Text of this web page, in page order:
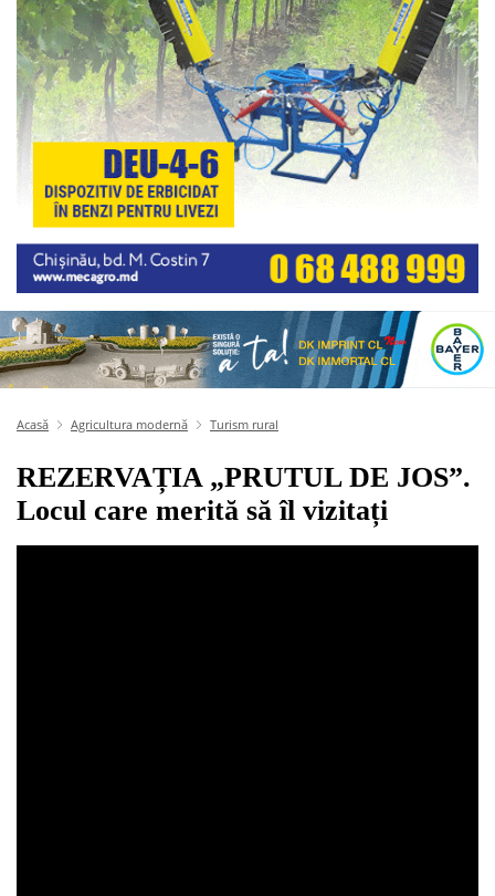
Acasă Agricultura modernă Turism rural
REZERVAȚIA „PRUTUL DE JOS”.
Locul care merită să îl vizitați